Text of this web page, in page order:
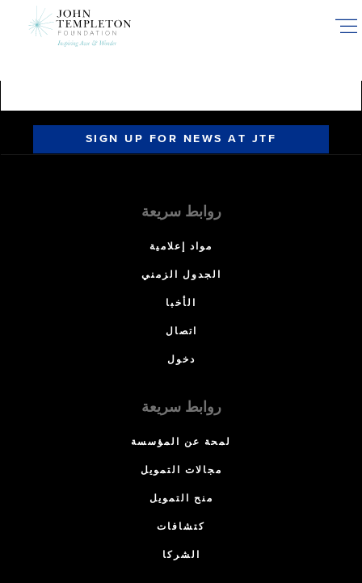
SIGN UP FOR NEWS AT JTF
روابط سريعة
مواد إعلامية
الجدول الزمني
الأخبا
اتصال
دخول
روابط سريعة
لمحة عن المؤسسة
مجالات التمويل
منح التمويل
كتشافات
الشركا